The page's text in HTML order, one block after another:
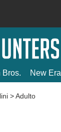
Bros. New Era
>Adulto